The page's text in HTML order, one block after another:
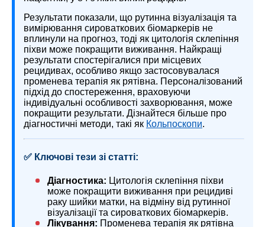
Результати показали, що рутинна візуалізація та
вимірювання сироваткових біомаркерів не
вплинули на прогноз, тоді як цитологія склепіння
піхви може покращити виживання. Найкращі
результати спостерігалися при місцевих
рецидивах, особливо якщо застосовувалася
променева терапія як рятівна. Персоналізований
підхід до спостереження, враховуючи
індивідуальні особливості захворювання, може
покращити результати. Дізнайтеся більше про
діагностичні методи, такі як Кольпоскопи.
✅ Ключові тези зі статті:
Діагностика: Цитологія склепіння піхви
може покращити виживання при рецидиві
раку шийки матки, на відміну від рутинної
візуалізації та сироваткових біомаркерів.
Лікування: Променева терапія як рятівна